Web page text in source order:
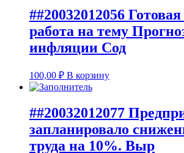
##20032012056
работа на тему
инфляции Сод
100,00 ₽ В корзину
##20032012077
запланировало
труда на 10%. Выр